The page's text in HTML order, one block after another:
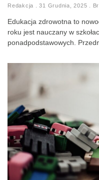
Redakcja 31 Grudnia, 2025
Edukacja zdrowotna to
roku jest nauczany w
ponadpodstawowych.